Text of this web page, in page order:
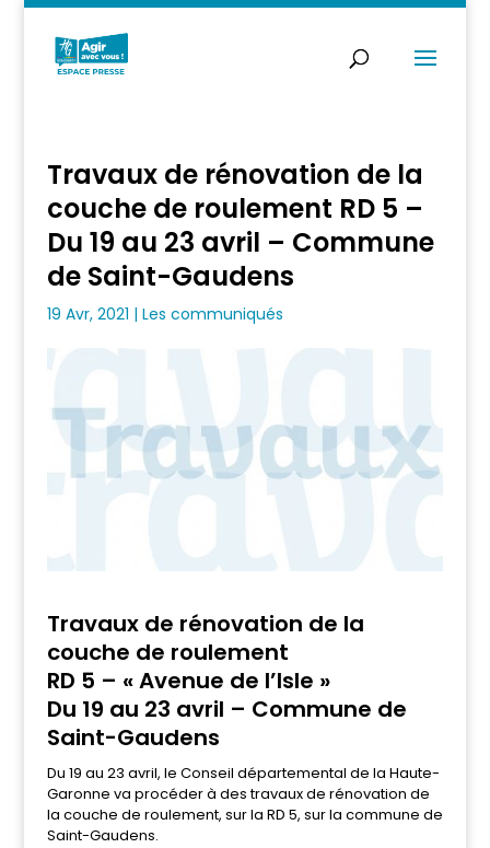
Travaux de rénovation de la
couche de roulement RD 5 –
Du 19 au 23 avril – Commune
de Saint-Gaudens
19 Avr, 2021 | Les communiqués
Travaux de rénovation de la
couche de roulement
RD 5 – « Avenue de l’Isle »
Du 19 au 23 avril – Commune de
Saint-Gaudens
Du 19 au 23 avril, le Conseil départemental de la Haute-
Garonne va procéder à des travaux de rénovation de
la couche de roulement, sur la RD 5, sur la commune de
Saint-Gaudens.